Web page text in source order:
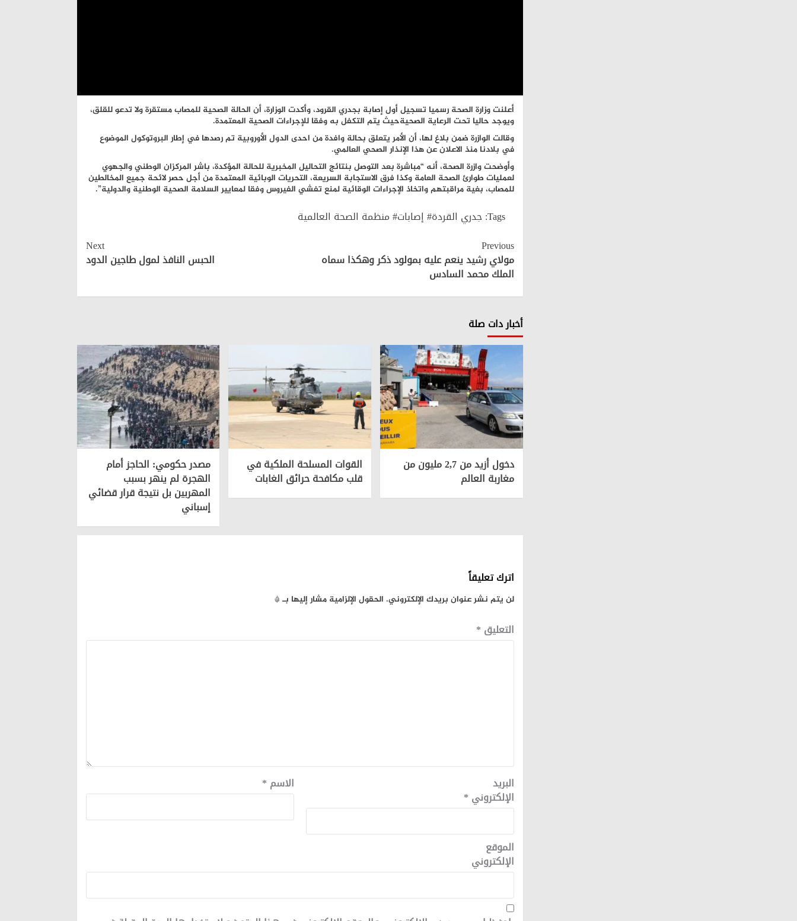
أعلنت وزارة الصحة رسميا تسجيل أول إصابة بجدري القرود، وأكدت الوزارة، أن الحالة الصحية للمصاب مستقرة ولا تدعو للقلق،
ويوجد حاليا تحت الرعاية الصحيةحيث يتم التكفل به وفقا للإجراءات الصحية المعتمدة.
وقالت الوازرة ضمن بلاغ لها، أن الأمر يتعلق بحالة وافدة من احدى الدول الأوروبية تم رصدها في إطار البروتوكول الموضوع
في بلادنا منذ الاعلان عن هذا الإنذار الصحي العالمي.
وأوضحت وازرة الصحة، أنه “مباشرة بعد التوصل بنتائج التحاليل المخبرية للحالة المؤكدة، باشر المركزان الوطني والجهوي
لعمليات طوارئ الصحة العامة وكذا فرق الاستجابة السريعة، التحريات الوبائية المعتمدة من أجل حصر لائحة جميع المخالطين
للمصاب، بغية مراقبتهم واتخاذ الإجراءات الوقائية لمنع تفشي الفيروس وفقا لمعايير السلامة الصحية الوطنية والدولية”.
Tags: جدري القردة# إصابات# منظمة الصحة العالمية
Continue
Reading
Previous
مولاي رشيد ينعم عليه بمولود ذكر وهكذا سماه
الملك محمد السادس
Next
الحبس النافذ لمول طاجين الدود
أخبار دات صلة
دخول أزيد من 2,7 مليون من
مغاربة العالم
القوات المسلحة الملكية في
قلب مكافحة حرائق الغابات
مصدر حكومي: الحاجز أمام
الهجرة لم ينهر بسبب
المهربين بل نتيجة قرار قضائي
إسباني
اترك تعليقاً
لن يتم نشر عنوان بريدك الإلكتروني. الحقول الإلزامية مشار إليها بـ*
التعليق *
الاسم * البريد
الإلكتروني *
الموقع
الإلكتروني